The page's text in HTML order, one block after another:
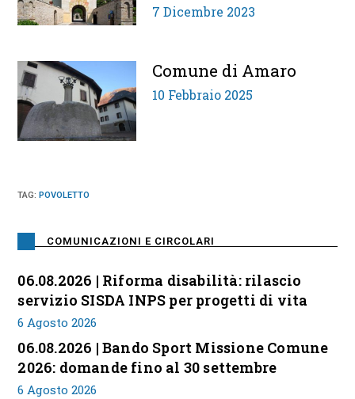
7 Dicembre 2023
Comune di Amaro
10 Febbraio 2025
TAG: POVOLETTO
COMUNICAZIONI E CIRCOLARI
06.08.2026 | Riforma disabilità: rilascio
servizio SISDA INPS per progetti di vita
6 Agosto 2026
06.08.2026 | Bando Sport Missione Comune
2026: domande fino al 30 settembre
6 Agosto 2026